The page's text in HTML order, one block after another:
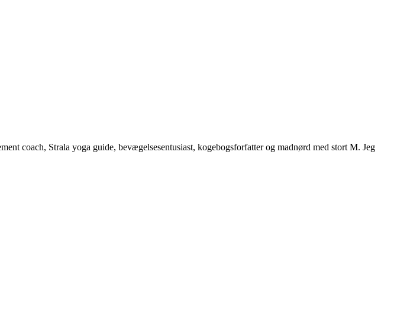
coach, Strala yoga guide, bevægelsesentusiast, kogebogsforfatter og madnørd med stort M. Jeg